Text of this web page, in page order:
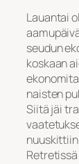
Lauantai
seudun
koskaan
naisten
Siitä jäi